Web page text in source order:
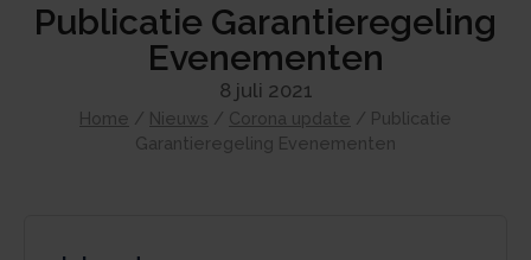
Publicatie Garantieregeling
Evenementen
8 juli 2021
Home / Nieuws / Corona update / Publicatie
Garantieregeling Evenementen